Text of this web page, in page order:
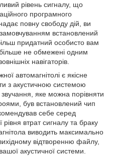
рівень сигналу, що
програмного
повну свободу дій, ви
встановлений
придатний особисто вам
не обмежені одним
навігаторів.
автомагнітолі є якісне
з акустичною системою
яке можна порівняти
був встановлений чип
себе серед
рівня втрат сигналу та браку
виводить максимально
відтворенню файлу,
акустичної системи.